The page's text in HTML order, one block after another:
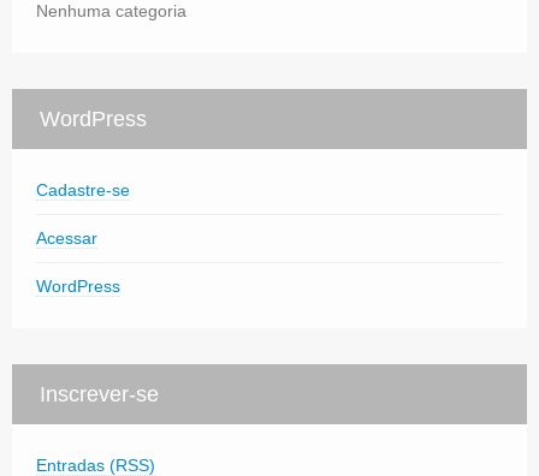
Nenhuma categoria
WordPress
Cadastre-se
Acessar
WordPress
Inscrever-se
Entradas (RSS)